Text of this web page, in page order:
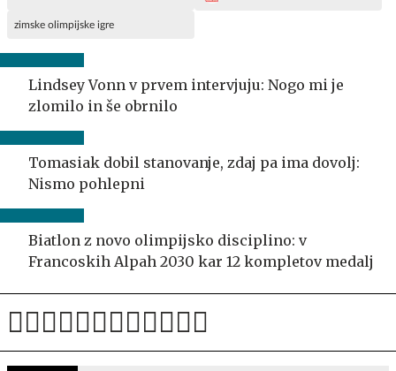
zimske olimpijske igre
Lindsey Vonn v prvem intervjuju: Nogo mi je
zlomilo in še obrnilo
Tomasiak dobil stanovanje, zdaj pa ima dovolj:
Nismo pohlepni
Biatlon z novo olimpijsko disciplino: v
Francoskih Alpah 2030 kar 12 kompletov medalj